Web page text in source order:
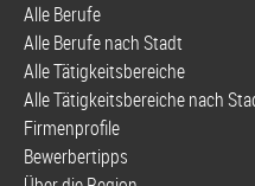
Alle Berufe
Alle Berufe nach Stadt
Alle Tätigkeitsbereiche
Alle Tätigkeitsbereiche nach
Firmenprofile
Bewerbertipps